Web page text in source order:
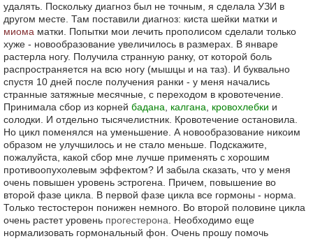
удалять. Поскольку диагноз был не точным, я сделала УЗИ в
другом месте. Там поставили диагноз: киста шейки матки и
миома матки. Попытки мои лечить прополисом сделали только
хуже - новообразование увеличилось в размерах. В январе
растерла ногу. Получила странную ранку, от которой боль
распространяется на всю ногу (мышцы и на таз). И буквально
спустя 10 дней после получения ранки - у меня начались
странные затяжные месячные, с переходом в кровотечение.
Принимала сбор из корней бадана калгана кровохлебки и
солодки. И отдельно тысячелистник. Кровотечение остановила.
Но цикл поменялся на уменьшение. А новообразование никоим
образом не улучшилось и не стало меньше. Подскажите,
пожалуйста, какой сбор мне лучше применять с хорошим
противоопухолевым эффектом? И забыла сказать, что у меня
очень повышен уровень эстрогена. Причем, повышение во
второй фазе цикла. В первой фазе цикла все гормоны - норма.
Только тестостерон понижен немного. Во второй половине цикла
очень растет уровень прогестерона . Необходимо еще
нормализовать гормональный фон. Очень прошу помочь